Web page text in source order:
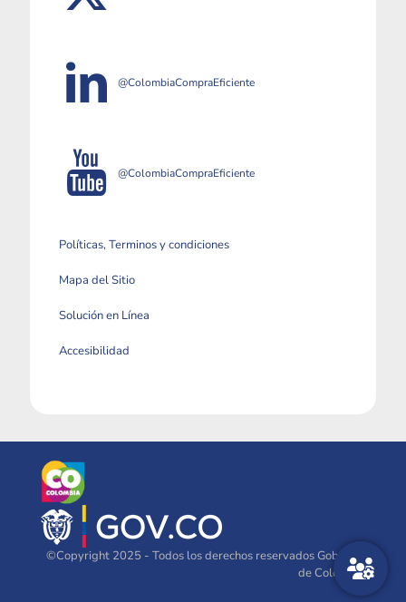
@ColombiaCompraEficiente
@ColombiaCompraEficiente
Políticas, Terminos y condiciones
Mapa del Sitio
Solución en Línea
Accesibilidad
©Copyright 2025 - Todos los derechos reservados Gobierno
de Colombia